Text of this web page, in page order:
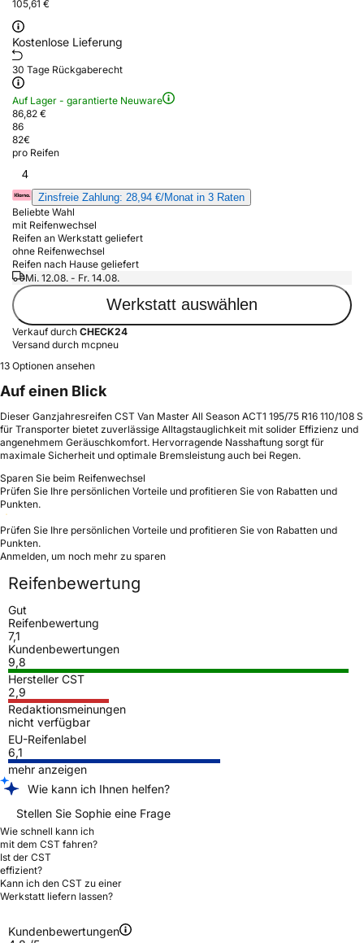
105,61 €
Kostenlose Lieferung
30 Tage Rückgaberecht
Auf Lager - garantierte Neuware
86,82 €
86
82€
pro Reifen
4
Zinsfreie Zahlung: 28,94 €/Monat in 3 Raten
Beliebte Wahl
mit Reifenwechsel
Reifen an Werkstatt geliefert
ohne Reifenwechsel
Reifen nach Hause geliefert
Mi. 12.08. - Fr. 14.08.
Werkstatt auswählen
Verkauf durch CHECK24
Versand durch mcpneu
13 Optionen ansehen
Auf einen Blick
Dieser Ganzjahresreifen CST Van Master All Season ACT1 195/75 R16 110/108 S
für Transporter bietet zuverlässige Alltagstauglichkeit mit solider Effizienz und
angenehmem Geräuschkomfort. Hervorragende Nasshaftung sorgt für
maximale Sicherheit und optimale Bremsleistung auch bei Regen.
Sparen Sie beim Reifenwechsel
Prüfen Sie Ihre persönlichen Vorteile und profitieren Sie von Rabatten und
Punkten.
Prüfen Sie Ihre persönlichen Vorteile und profitieren Sie von Rabatten und
Punkten.
Anmelden, um noch mehr zu sparen
Reifenbewertung
Gut
Reifenbewertung
7,1
Kundenbewertungen
9,8
Hersteller CST
2,9
Redaktionsmeinungen
nicht verfügbar
EU-Reifenlabel
6,1
mehr anzeigen
Wie kann ich Ihnen helfen?
Stellen Sie Sophie eine Frage
Wie schnell kann ich
mit dem CST fahren?
Ist der CST
effizient?
Kann ich den CST zu einer
Werkstatt liefern lassen?
Kundenbewertungen